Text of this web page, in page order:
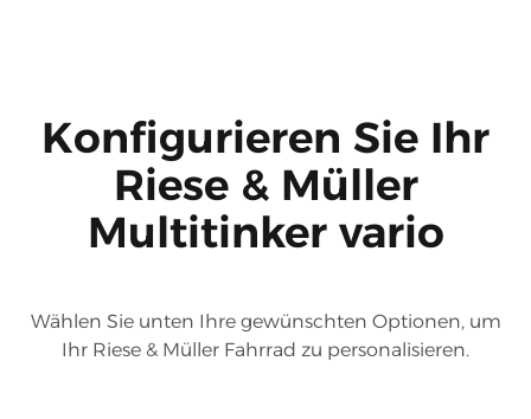
Konfigurieren Sie Ihr
Riese & Müller
Multitinker vario
Wählen Sie unten Ihre gewünschten Optionen, um
Ihr Riese & Müller Fahrrad zu personalisieren.